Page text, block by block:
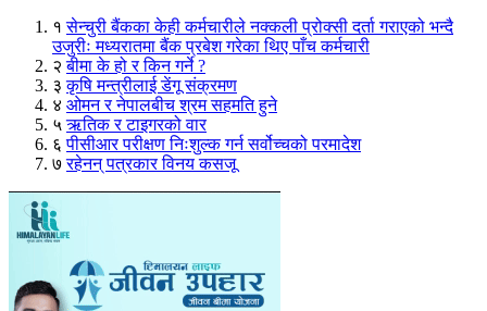
१ सेन्चुरी बैंकका केही कर्मचारीले नक्कली प्रोक्सी दर्ता गराएको भन्दै
उजुरीः मध्यरातमा बैंक प्रबेश गरेका थिए पाँच कर्मचारी
२ बीमा के हो र किन गर्ने ?
३ कृषि मन्त्रीलाई डेंगू संक्रमण
४ ओमन र नेपालबीच श्रम सहमति हुने
५ ऋतिक र टाइगरको वार
६ पीसीआर परीक्षण निःशुल्क गर्न सर्वोच्चको परमादेश
७ रहेनन् पत्रकार विनय कसजू